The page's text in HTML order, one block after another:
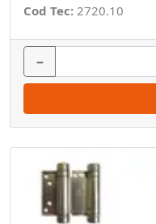
Cod Tec: 2720.10
−